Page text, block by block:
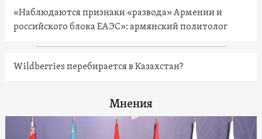
«Наблюдаются признаки «развода» Армении и
российского блока ЕАЭС»: армянский политолог
Wildberries перебирается в Казахстан?
Мнения